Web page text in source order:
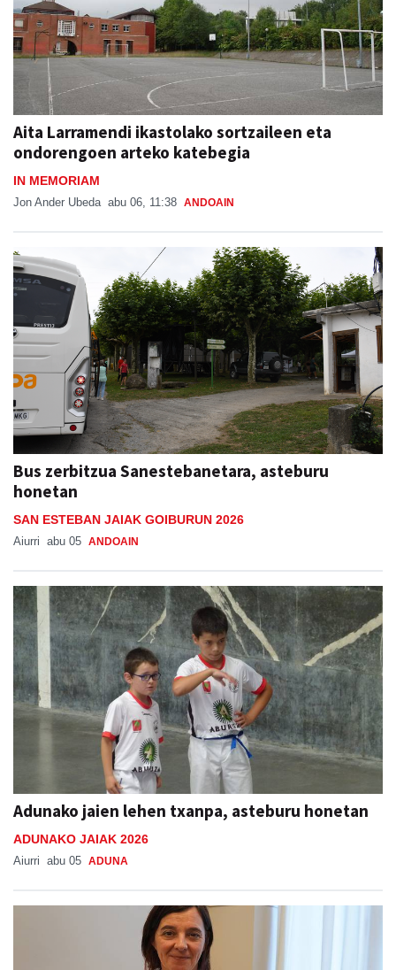
Aita Larramendi ikastolako sortzaileen eta
ondorengoen arteko katebegia
IN MEMORIAM
Jon Ander Ubeda abu 06, 11:38 ANDOAIN
Bus zerbitzua Sanestebanetara, asteburu
honetan
SAN ESTEBAN JAIAK GOIBURUN 2026
Aiurri abu 05 ANDOAIN
Adunako jaien lehen txanpa, asteburu honetan
ADUNAKO JAIAK 2026
Aiurri abu 05 ADUNA